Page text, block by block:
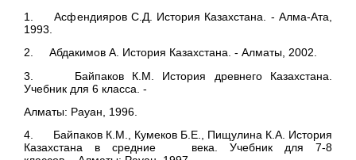
1. Асфендияров С.Д. История Казахстана. - Алма-Ата,
1993.
2. Абдакимов А. История Казахстана. - Алматы, 2002.
3. Байпаков К.М. История древнего Казахстана.
Учебник для 6 класса. -
Алматы: Рауан, 1996.
4. Байпаков К.М., Кумеков Б.Е., Пищулина К.А. История
Казахстана в средние века. Учебник для 7-8